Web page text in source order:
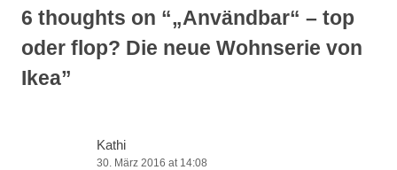
6 thoughts on “„Användbar“ – top
oder flop? Die neue Wohnserie von
Ikea”
Kathi
30. März 2016 at 14:08